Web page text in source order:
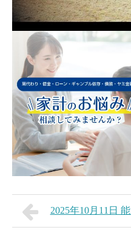
2025年10月11日